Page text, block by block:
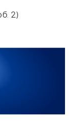
2)